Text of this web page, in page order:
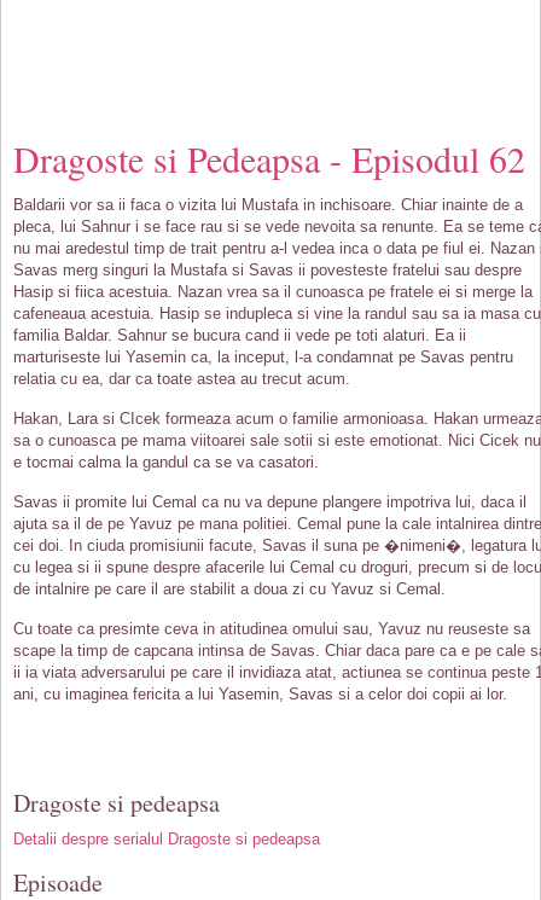
Dragoste si Pedeapsa - Episodul 62
Baldarii vor sa ii faca o vizita lui Mustafa in inchisoare. Chiar inainte de a
pleca, lui Sahnur i se face rau si se vede nevoita sa renunte. Ea se teme
nu mai aredestul timp de trait pentru a-l vedea inca o data pe fiul ei. Nazan
Savas merg singuri la Mustafa si Savas ii povesteste fratelui sau despre
Hasip si fiica acestuia. Nazan vrea sa il cunoasca pe fratele ei si merge la
cafeneaua acestuia. Hasip se indupleca si vine la randul sau sa ia masa cu
familia Baldar. Sahnur se bucura cand ii vede pe toti alaturi. Ea ii
marturiseste lui Yasemin ca, la inceput, l-a condamnat pe Savas pentru
relatia cu ea, dar ca toate astea au trecut acum.
Hakan, Lara si CIcek formeaza acum o familie armonioasa. Hakan
sa o cunoasca pe mama viitoarei sale sotii si este emotionat. Nici Cicek nu
e tocmai calma la gandul ca se va casatori.
Savas ii promite lui Cemal ca nu va depune plangere impotriva lui, daca il
ajuta sa il de pe Yavuz pe mana politiei. Cemal pune la cale intalnirea dintre
cei doi. In ciuda promisiunii facute, Savas il suna pe �nimeni�, legatura
cu legea si ii spune despre afacerile lui Cemal cu droguri, precum si de
de intalnire pe care il are stabilit a doua zi cu Yavuz si Cemal.
Cu toate ca presimte ceva in atitudinea omului sau, Yavuz nu reuseste sa
scape la timp de capcana intinsa de Savas. Chiar daca pare ca e pe cale
ii ia viata adversarului pe care il invidiaza atat, actiunea se continua peste
ani, cu imaginea fericita a lui Yasemin, Savas si a celor doi copii ai lor.
Dragoste si pedeapsa
Detalii despre serialul Dragoste si pedeapsa
Episoade